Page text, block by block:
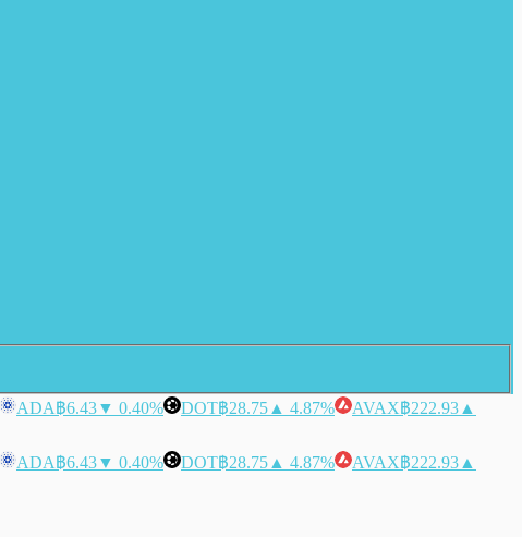
ADA฿6.43▼ 0.40% DOT฿28.75 ▲ 4.87% AVAX฿222.93 ▲
ADA฿6.43▼ 0.40% DOT฿28.75 ▲ 4.87% AVAX฿222.93 ▲